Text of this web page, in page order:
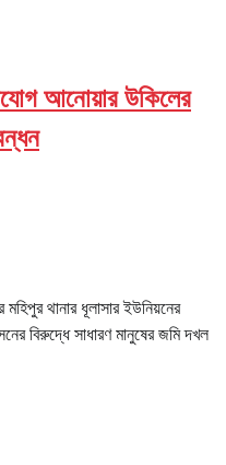
আনোয়ার উকিলের
থানার ধূলাসার ইউনিয়নের
বিরুদ্ধে সাধারণ মানুষের জমি দখল